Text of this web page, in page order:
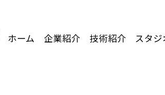
ホーム 企業紹介 技術紹介 スタ